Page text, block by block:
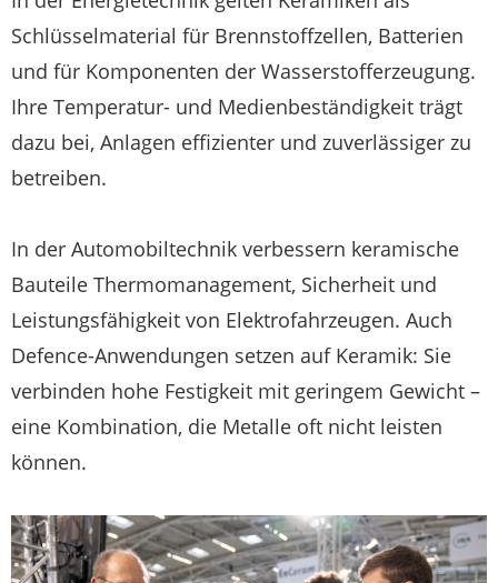
Schlüsselmaterial für Brennstoffzellen, Batterien
und für Komponenten der Wasserstofferzeugung.
Ihre Temperatur- und Medienbeständigkeit trägt
dazu bei, Anlagen effizienter und zuverlässiger zu
betreiben.
In der Automobiltechnik verbessern keramische
Bauteile Thermomanagement, Sicherheit und
Leistungsfähigkeit von Elektrofahrzeugen. Auch
Defence-Anwendungen setzen auf Keramik: Sie
verbinden hohe Festigkeit mit geringem Gewicht –
eine Kombination, die Metalle oft nicht leisten
können.